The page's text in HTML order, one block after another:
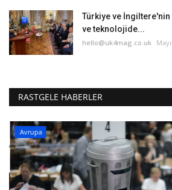
Türkiye ve
ve teknolojide...
hello@uk4mag.co.uk
RASTGELE HABERLER
Avrupa